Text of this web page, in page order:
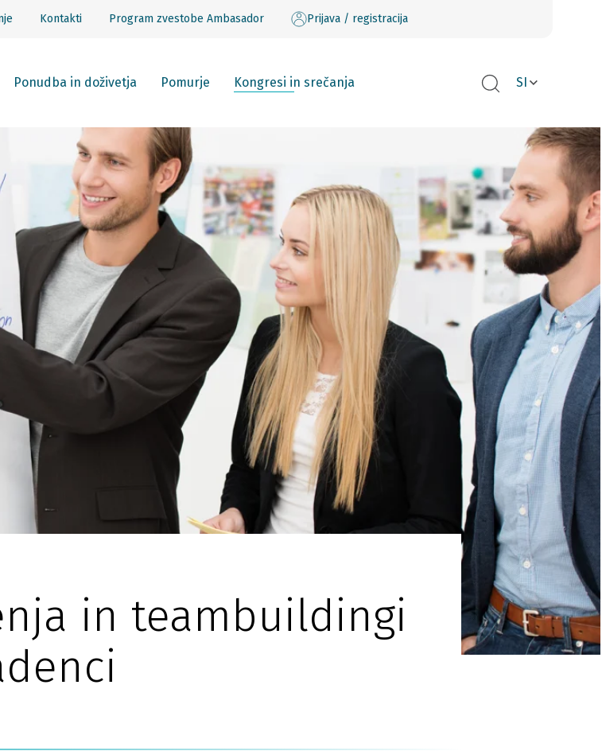
Kontakti Program zvestobe Ambasador Prijava / registracija
Ponudba in doživetja Pomurje Kongresi in srečanja SI
in teambuildingi